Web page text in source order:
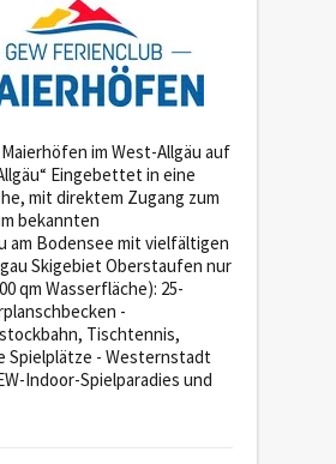
im West-Allgäu auf
Eingebettet in eine
mit direktem Zugang zum
bekannten
am Bodensee mit vielfältigen
Skigebiet Oberstaufen nur
qm Wasserfläche): 25-
-
Tischtennis,
Spielplätze - Westernstadt
Indoor-Spielparadies und